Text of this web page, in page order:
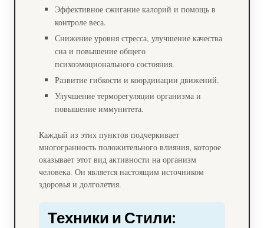
Эффективное сжигание калорий и помощь в
контроле веса.
Снижение уровня стресса, улучшение качества
сна и повышение общего
психоэмоционального состояния.
Развитие гибкости и координации движений.
Улучшение терморегуляции организма и
повышение иммунитета.
Каждый из этих пунктов подчеркивает
многогранность положительного влияния, которое
оказывает этот вид активности на организм
человека. Он является настоящим источником
здоровья и долголетия.
Техники и Стили: